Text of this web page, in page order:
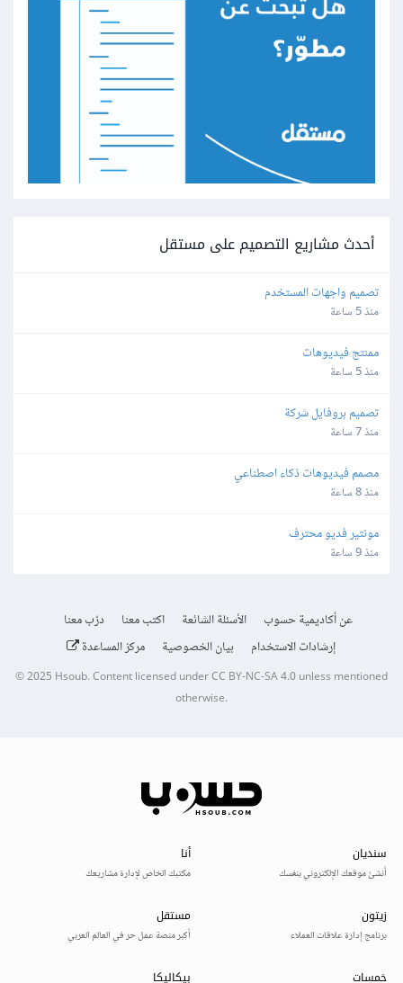
أحدث مشاريع التصميم على مستقل
تصميم واجهات المستخدم
منذ 5 ساعة
ممنتج فيديوهات
منذ 5 ساعة
تصميم بروفايل شركة
منذ 7 ساعة
مصمم فيديوهات ذكاء اصطناعي
منذ 8 ساعة
مونتير فديو محترف
منذ 9 ساعة
عن أكاديمية حسوب الأسئلة الشائعة اكتب معنا
درّب معنا
إرشادات الاستخدام
بيان الخصوصية مركز المساعدة
© 2025 Hsoub.Content licensed underCC BY-NC-SA 4.0unless mentioned
otherwise.